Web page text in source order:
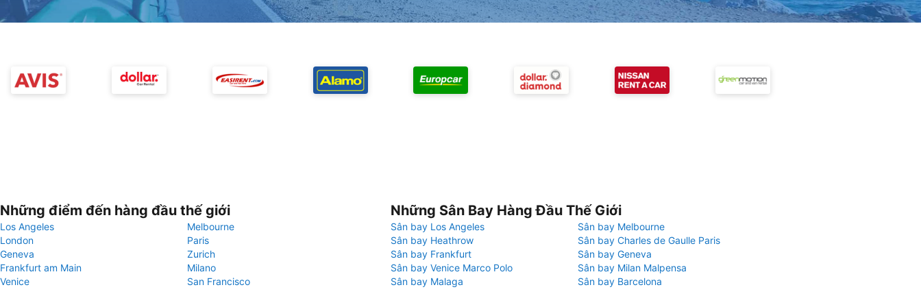
Những điểm đến hàng đầu thế giới
Los Angeles
Melbourne
London
Paris
Geneva
Zurich
Frankfurt am Main
Milano
Venice
San Francisco
Những Sân Bay Hàng Đầu Thế Giới
Sân bay Los Angeles
Sân bay Melbourne
Sân bay Heathrow
Sân bay Charles de Gaulle Paris
Sân bay Frankfurt
Sân bay Geneva
Sân bay Venice Marco Polo
Sân bay Milan Malpensa
Sân bay Malaga
Sân bay Barcelona